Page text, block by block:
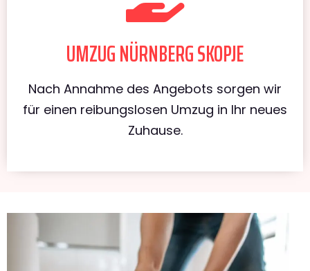
UMZUG NÜRNBERG SKOPJE
Nach Annahme des Angebots sorgen wir
für einen reibungslosen Umzug in Ihr neues
Zuhause.